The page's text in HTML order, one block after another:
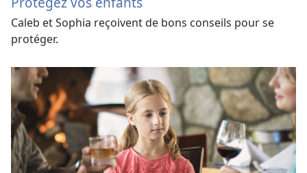
Caleb et Sophia reçoivent de bons conseils pour se
protéger.